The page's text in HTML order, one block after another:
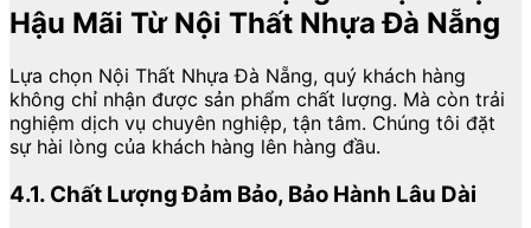
Hậu Mãi Từ Nội Thất Nhựa Đà Nẵng
Lựa chọn Nội Thất Nhựa Đà Nẵng, quý khách hàng
không chỉ nhận được sản phẩm chất lượng. Mà còn trải
nghiệm dịch vụ chuyên nghiệp, tận tâm. Chúng tôi đặt
sự hài lòng của khách hàng lên hàng đầu.
4.1. Chất Lượng Đảm Bảo, Bảo Hành Lâu Dài